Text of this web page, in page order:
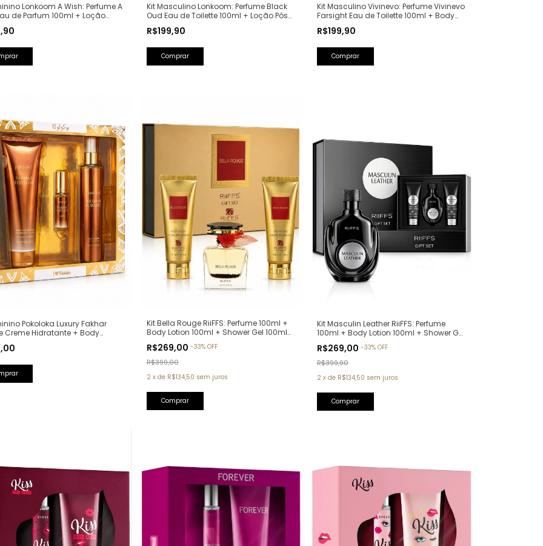
Lonkoom A Wish: Perfume A
de Parfum 100ml + Loção
Kit Masculino Lonkoom: Perfume Black
Oud Eau de Toilette 100ml + Loção Pós
R$199,90
Kit Masculino Vivinevo: Perfume Vivinevo
Farsight Eau de Toilette 100ml + Body
R$199,90
Pokoloka Luxury Fakhar
Creme Hidratante + Body
Rose Lattafa)
Kit Bella Rouge RiiFFS: Perfume 100ml +
Body Lotion 100ml + Shower Gel 100ml
(Ref. Olfativa: Coco Mademoiselle
Chanel)
R$269,00 -33% OFF
R$399,00
2 x de R$134,50 sem juros
Kit Masculin Leather RiiFFS: Perfume
100ml + Body Lotion 100ml + Shower Gel
R$269,00 -33% OFF
R$399,90
2 x de R$134,50 sem juros